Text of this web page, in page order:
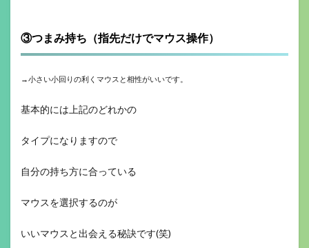
③つまみ持ち（指先だけでマウス操作）
→小さい小回りの利くマウスと相性がいいです。
基本的には上記のどれかの
タイプになりますので
自分の持ち方に合っている
マウスを選択するのが
いいマウスと出会える秘訣です(笑)